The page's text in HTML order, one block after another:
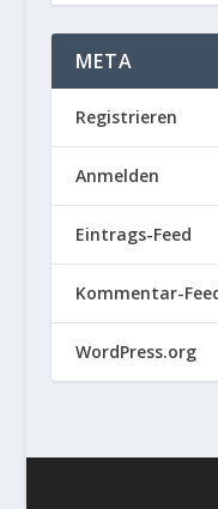
META
Registrieren
Anmelden
Eintrags-Feed
Kommentar-
WordPress.org